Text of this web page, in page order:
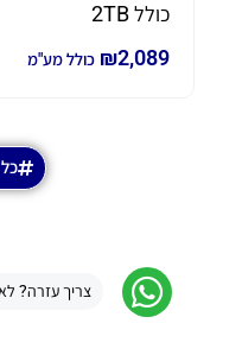
כולל 2TB
₪2,089 כולל מע"מ
צריך עזרה?